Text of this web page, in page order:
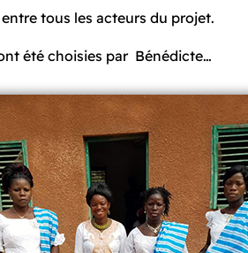
tous les acteurs du projet.
été choisies par Bénédicte…